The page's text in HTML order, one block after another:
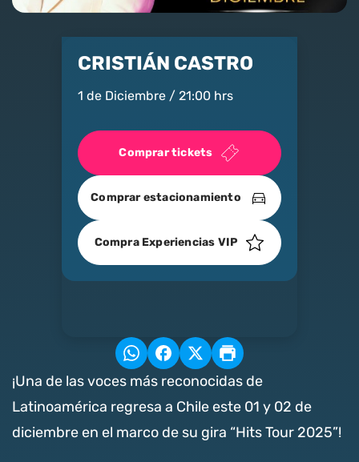
Club Movistar
modo claro
CRISTIÁN CASTRO
1 de Diciembre / 21:00 hrs
Comprar tickets
Comprar estacionamiento
Compra Experiencias VIP
¡Una de las voces más reconocidas de
Latinoamérica regresa a Chile este 01 y 02 de
diciembre en el marco de su gira “Hits Tour 2025”!